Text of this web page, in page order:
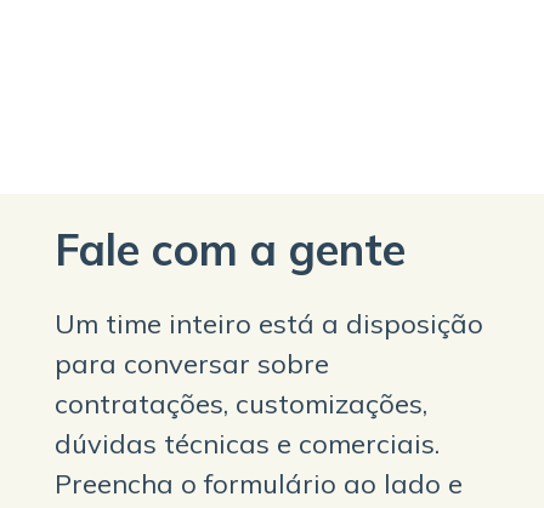
Fale com a gente
Um time inteiro está a disposição
para conversar sobre
contratações, customizações,
dúvidas técnicas e comerciais.
Preencha o formulário ao lado e